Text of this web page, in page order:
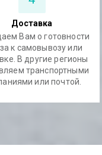
Доставка
Вам о готовности
к самовывозу или
В другие регионы
транспортными
или почтой.